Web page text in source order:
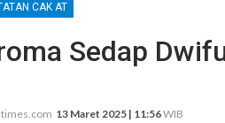
CAK AT
Sedap
13 Maret 2025 | 11:56WIB